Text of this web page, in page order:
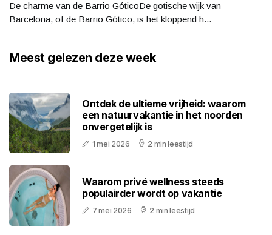
De charme van de Barrio GóticoDe gotische wijk van
Barcelona, of de Barrio Gótico, is het kloppend h...
Meest gelezen deze week
Ontdek de ultieme vrijheid: waarom
een natuurvakantie in het noorden
onvergetelijk is
1 mei 2026 2 min leestijd
Waarom privé wellness steeds
populairder wordt op vakantie
7 mei 2026 2 min leestijd